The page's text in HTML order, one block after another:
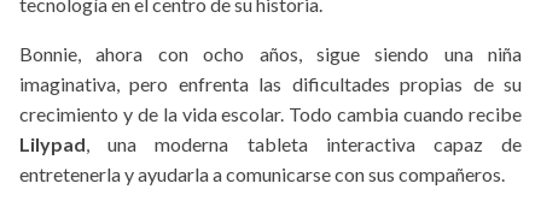
tecnología en el centro de su historia.
Bonnie, ahora con ocho años, sigue siendo una niña
imaginativa, pero enfrenta las dificultades propias de su
crecimiento y de la vida escolar. Todo cambia cuando recibe
Lilypad, una moderna tableta interactiva capaz de
entretenerla y ayudarla a comunicarse con sus compañeros.